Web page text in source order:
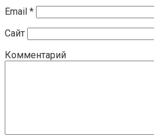
Email *
Сайт
Комментарий